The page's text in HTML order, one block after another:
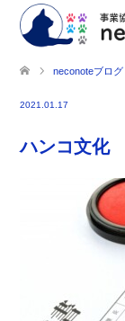
neconoteブログ
2021.01.17
ハンコ文化